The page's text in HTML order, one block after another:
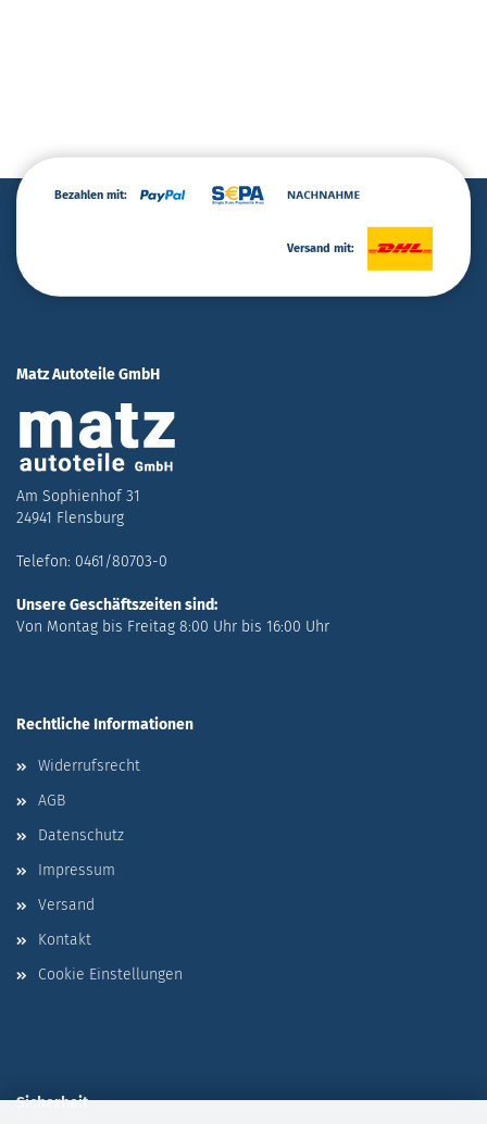
Bezahlen mit:
Versand mit:
Matz Autoteile GmbH
Am Sophienhof 31
24941 Flensburg
Telefon: 0461/80703-0
Unsere Geschäftszeiten sind:
Von Montag bis Freitag 8:00 Uhr bis 16:00 Uhr
Rechtliche Informationen
Widerrufsrecht
AGB
Datenschutz
Impressum
Versand
Kontakt
Cookie Einstellungen
Sicherheit